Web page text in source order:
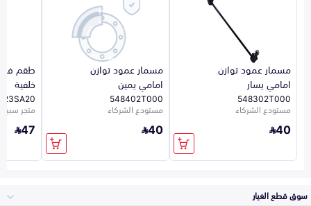
مسمار عمود توازن
امامي يسار
548302T000
مستودع الشركاء
40
مسمار عمود توازن
امامي يمين
548402T000
مستودع الشركاء
40
طقم
خلفية
متجر سبيرو
47
سوق قطع الغيار